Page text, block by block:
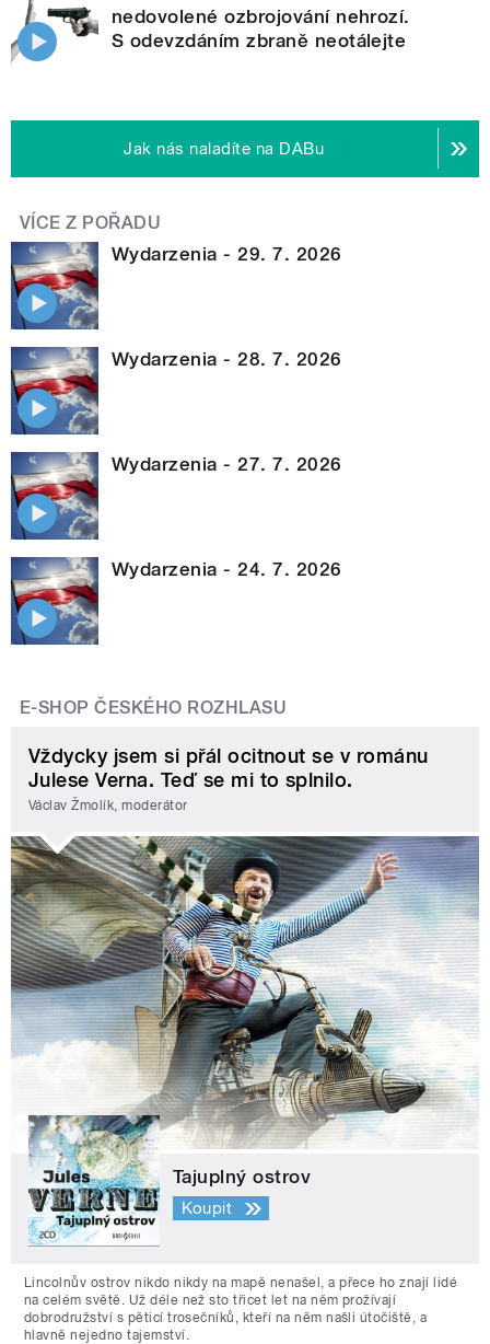
nedovolené ozbrojování nehrozí.
S odevzdáním zbraně neotálejte
Jak nás naladíte na DABu
VÍCE Z POŘADU
Wydarzenia - 29. 7. 2026
Wydarzenia - 28. 7. 2026
Wydarzenia - 27. 7. 2026
Wydarzenia - 24. 7. 2026
E-SHOP ČESKÉHO ROZHLASU
Vždycky jsem si přál ocitnout se v románu
Julese Verna. Teď se mi to splnilo.
Václav Žmolík, moderátor
Tajuplný ostrov
Koupit
Lincolnův ostrov nikdo nikdy na mapě nenašel, a přece ho znají lidé
na celém světě. Už déle než sto třicet let na něm prožívají
dobrodružství s pěticí trosečníků, kteří na něm našli útočiště, a
hlavně nejedno tajemství.